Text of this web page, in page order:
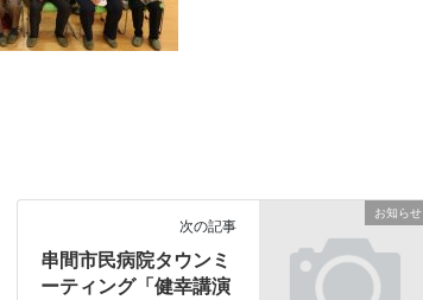
お知らせ
次の記事
串間市民病院タウンミ
ーティング「健幸講演